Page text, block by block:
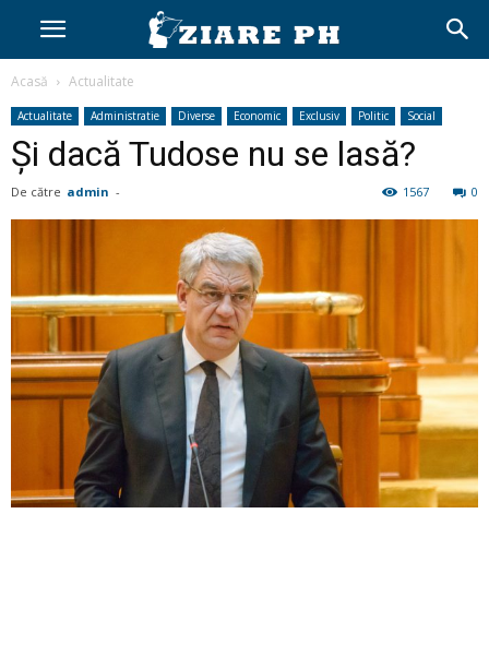
Acasă Actualitate
Actualitate Administratie Diverse Economic Exclusiv Politic Social
Și dacă Tudose nu se lasă?
De către admin - 0
1567